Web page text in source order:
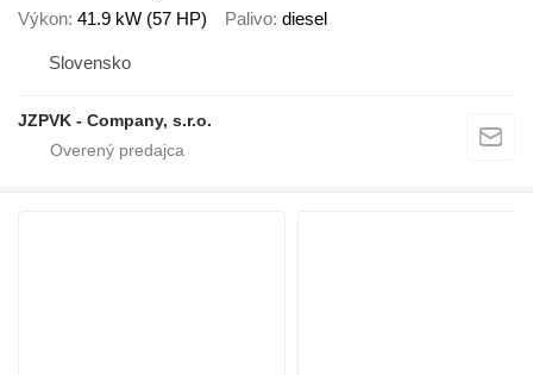
Výkon 41.9 kW (57 HP) Palivo diesel
Slovensko
JZPVK - Company, s.r.o.